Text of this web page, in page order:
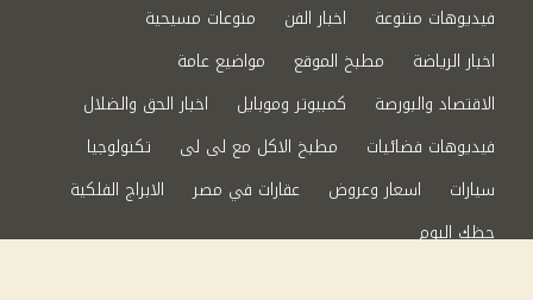
فيديوهات متنوعة
اخبار الفن
منوعات مسيحية
اخبار الرياضة
مطبخ الموقع
مواضيع عامة
الاقتصاد والبورصة
كمبيوتر وموبايل
اخبار الحق والضلال
فيديوهات فضائيات
مطبخ الاكل مع لى لى
تكنولوجيا
سيارات
اسعار وعروض عقارات في مصر
الابراج الفلكية
حظك اليوم